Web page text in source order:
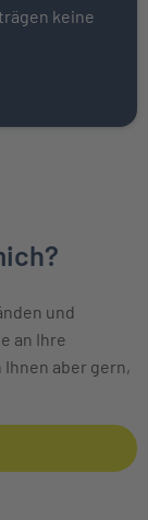
keine
und
an Ihre
aber gern,